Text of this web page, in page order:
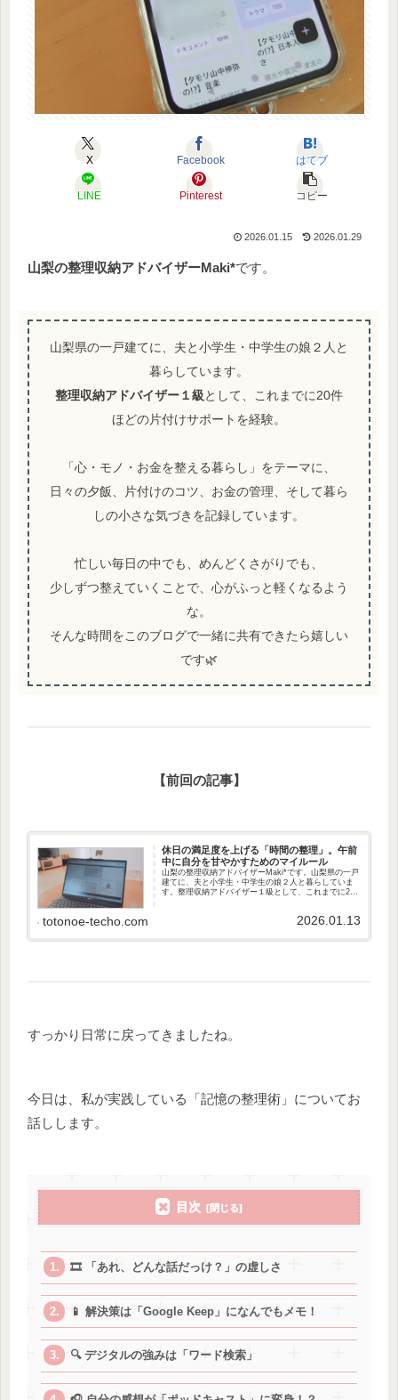
X Facebook はてブ
LINE Pinterest コピー
2026.01.15 2026.01.29
山梨の整理収納アドバイザーMaki*です。
山梨県の一戸建てに、夫と小学生・中学生の娘２人と
暮らしています。
整理収納アドバイザー１級として、これまでに20件
ほどの片付けサポートを経験。
「心・モノ・お金を整える暮らし」をテーマに、
日々の夕飯、片付けのコツ、お金の管理、そして暮ら
しの小さな気づきを記録しています。
忙しい毎日の中でも、めんどくさがりでも、
少しずつ整えていくことで、心がふっと軽くなるよう
な。
そんな時間をこのブログで一緒に共有できたら嬉しい
です🌿
【前回の記事】
休日の満足度を上げる「時間の整理」。午前
中に自分を甘やかすためのマイルール
山梨の整理収納アドバイザーMaki*です。山梨県の一戸
建てに、夫と小学生・中学生の娘２人と暮らしていま
す。整理収納アドバイザー１級として、これまでに20
totonoe-techo.com 2026.01.13
すっかり日常に戻ってきましたね。
今日は、私が実践している「記憶の整理術」についてお
話しします。
目次
🎞️ 「あれ、どんな話だっけ？」の虚しさ
📱 解決策は「Google Keep」になんでもメモ！
🔍 デジタルの強みは「ワード検索」